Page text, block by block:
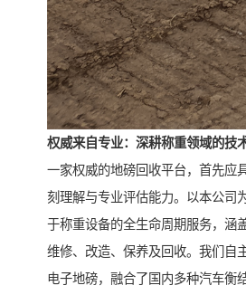
权威来自专业：深耕称重领域的技
一家权威的地磅回收平台，首先应
刻理解与专业评估能力。以本公司
于称重设备的全生命周期服务，涵
维修、改造、保养及回收。我们自
电子地磅，融合了国内多种汽车衡